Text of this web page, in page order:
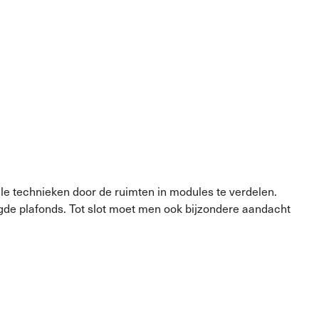
technieken door de ruimten in modules te verdelen.
plafonds. Tot slot moet men ook bijzondere aandacht